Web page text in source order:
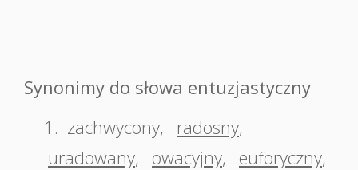
Synonimy do słowa entuzjastyczny
1. zachwycony, radosny,
uradowany, owacyjny, euforyczny,